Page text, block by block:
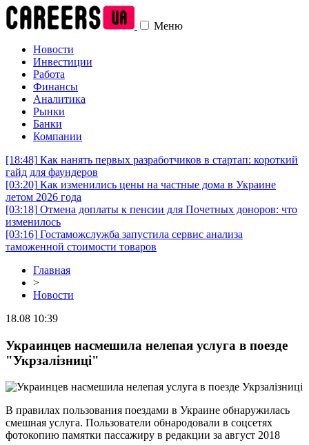
Меню
Новости
Инвестиции
Работа
Финансы
Аналитика
Рынки
Банки
Компании
[18:48] Как нанять первых разработчиков в стартап: короткий
гайд для фаундеров
[03:20] Как изменились цены на частные дома в Украине
летом 2026 года
[03:18] Отмена доплаты к пенсии для Почетных доноров: что
изменилось
[03:16] Гостаможслужба запустила сервис анализа
таможенной стоимости товаров
Главная
>
Новости
18.08 10:39
Украинцев насмешила нелепая услуга в поезде
"Укрзалізниці"
В правилах пользования поездами в Украине обнаружилась
смешная услуга. Пользователи обнародовали в соцсетях
фотокопию памятки пассажиру в редакции за август 2018